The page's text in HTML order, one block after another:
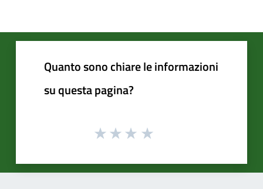
Quanto sono chiare le informazioni
su questa pagina?